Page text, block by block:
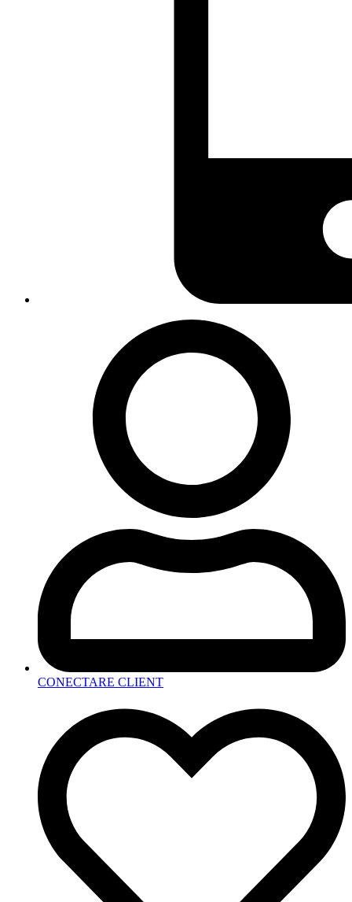
CONECTARE CLIENT